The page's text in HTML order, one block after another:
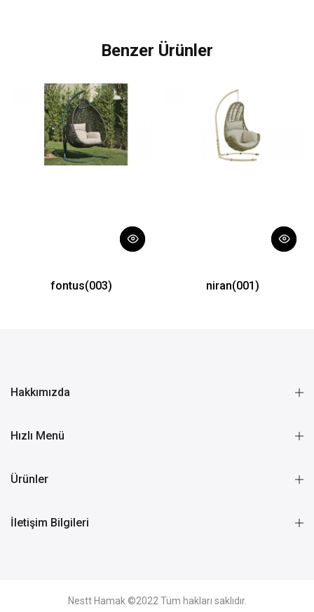
Benzer Ürünler
fontus(003) niran(001)
Hakkımızda
Hızlı Menü
Ürünler
İletişim Bilgileri
Nestt Hamak ©2022 Tüm hakları saklıdır.